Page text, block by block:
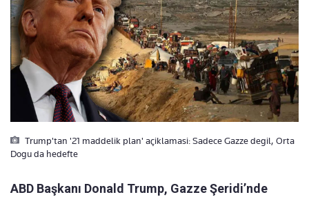
Trump'tan '21 maddelik plan' açiklamasi: Sadece Gazze degil, Orta
Dogu da hedefte
ABD Başkanı Donald Trump, Gazze Şeridi’nde